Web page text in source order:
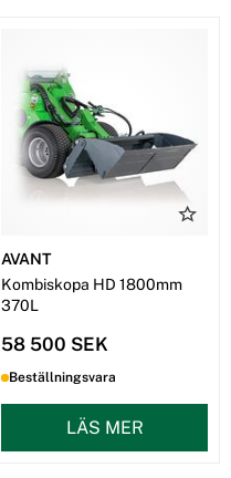
AVANT
Kombiskopa HD 1800mm
370L
58 500 SEK
Beställningsvara
LÄS MER